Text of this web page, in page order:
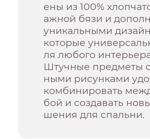
ены из 100%
ажной бязи и
уникальными
которые
ля любого
Штучные предметы
ными рисунками
комбинировать
бой и создавать
шения для спальни.